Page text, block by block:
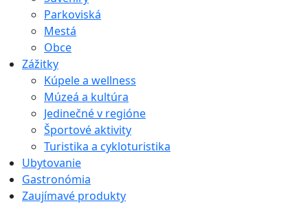
Parkoviská
Mestá
Obce
Zážitky
Kúpele a wellness
Múzeá a kultúra
Jedinečné v regióne
Športové aktivity
Turistika a cykloturistika
Ubytovanie
Gastronómia
Zaujímavé produkty